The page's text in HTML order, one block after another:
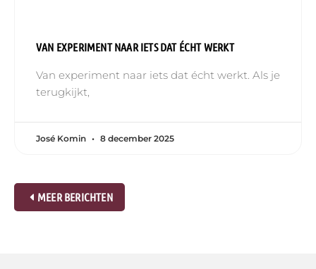
VAN EXPERIMENT NAAR IETS DAT ÉCHT WERKT
Van experiment naar iets dat écht werkt. Als je
terugkijkt,
José Komin 8 december 2025
MEER BERICHTEN